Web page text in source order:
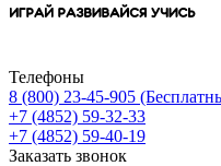
Телефоны
8 (800) 23-45-905
+7 (4852) 59-32-33
+7 (4852) 59-40-19
Заказать звонок